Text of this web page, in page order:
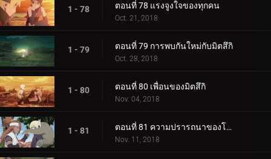
1 - 78 ตอนที่ 78 แรงจูงใจของทุกคน
Oct. 21, 2018
1 - 79 ตอนที่ 79 การพบกันใหม่กับมิตสึกิ
Oct. 28, 2018
1 - 80 ตอนที่ 80 เพื่อนของมิตสึกิ
Nov. 04, 2018
1 - 81 ตอนที่ 81 ความปรารถนาของโบรูโตะ
Nov. 11, 2018